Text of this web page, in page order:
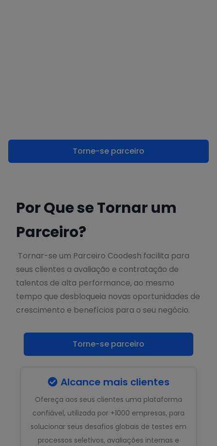
Torne-se parceiro
Por Que se Tornar um
Parceiro?
Tornar-se um Parceiro Coodesh facilita para
seus clientes a avaliação e contratação de
talentos de alta performance, ao mesmo
tempo que desbloqueia novas oportunidades de
crescimento e benefícios para o seu negócio.
Torne-se parceiro
 Alcance mais clientes
Ofereça aos seus clientes uma plataforma
confiável, utilizada por +1000 empresas, para
solucionar seus desafios globais de testes em
processos seletivos, avaliações internas e